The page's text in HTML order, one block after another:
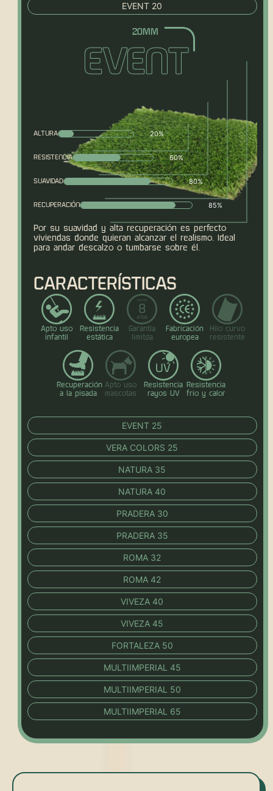
EVENT 20
EVENT 25
VERA COLORS 25
NATURA 35
NATURA 40
PRADERA 30
PRADERA 35
ROMA 32
ROMA 42
VIVEZA 40
VIVEZA 45
FORTALEZA 50
MULTIIMPERIAL 45
MULTIIMPERIAL 50
MULTIIMPERIAL 65
EVENT
ALTURA 20%
RESISTENCIA 60%
SUAVIDAD 80%
RECUPERACIÓN 85%
Por su suavidad y alta recuperación es perfecto
viviendas donde quieran alcanzar el realismo. Ideal
para andar descalzo o tumbarse sobre él.
CARACTERÍSTICAS
Apto uso
infantil
Resistencia
estática
Garantía
limitda
Fabricación
europea
Hilo curvo
resistente
Recuperación
a la pisada
Apto uso
mascotas
Resistencia
rayos UV
Resistencia
frio y calor